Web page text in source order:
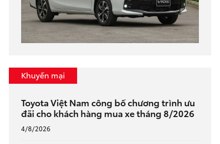
Khuyến mại
Toyota Việt Nam công bố chương trình ưu
đãi cho khách hàng mua xe tháng 8/2026
4/8/2026